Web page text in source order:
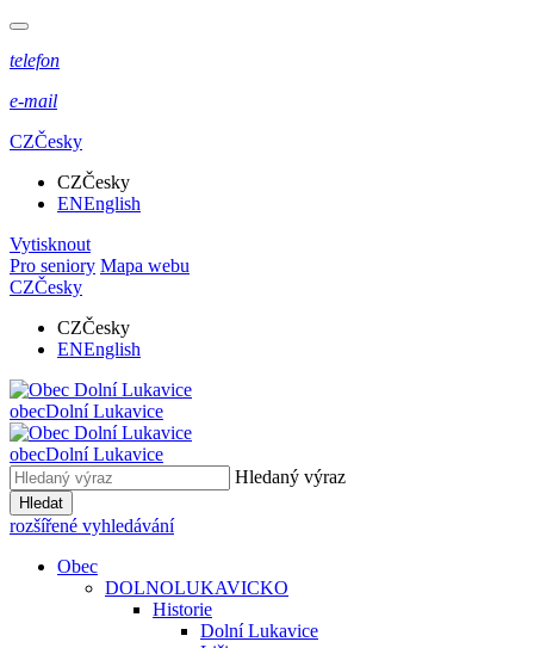
telefon
e-mail
CZČesky
CZČesky
ENEnglish
Vytisknout
Pro seniory Mapa webu
CZČesky
CZČesky
ENEnglish
obecDolní Lukavice
obecDolní Lukavice
Hledaný výraz
Hledat
rozšířené vyhledávání
Obec
DOLNOLUKAVICKO
Historie
Dolní Lukavice